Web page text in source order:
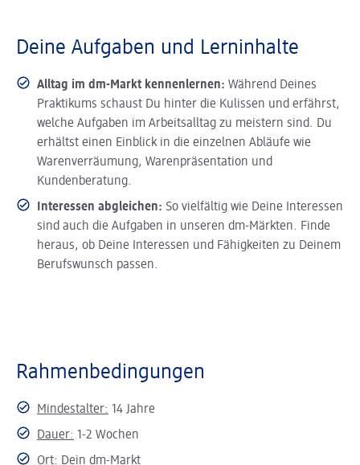
Deine Aufgaben und Lerninhalte
Alltag im dm-Markt kennenlernen: Während Deines
Praktikums schaust Du hinter die Kulissen und erfährst,
welche Aufgaben im Arbeitsalltag zu meistern sind. Du
erhältst einen Einblick in die einzelnen Abläufe wie
Warenverräumung, Warenpräsentation und
Kundenberatung.
Interessen abgleichen: So vielfältig wie Deine Interessen
sind auch die Aufgaben in unseren dm-Märkten. Finde
heraus, ob Deine Interessen und Fähigkeiten zu Deinem
Berufswunsch passen.
Rahmenbedingungen
Mindestalter: 14 Jahre
Dauer: 1-2 Wochen
Ort: Dein dm-Markt